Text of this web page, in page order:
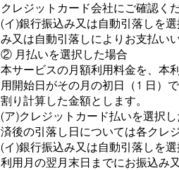
クレジットカード会社にご確認くだ
(イ)銀⾏振込み⼜は⾃動引落しを
み⼜は⾃動引落しによりお⽀払い
② ⽉払いを選択した場合
本サービスの⽉額利⽤料⾦を、本
⽤開始⽇がその⽉の初⽇（1 ⽇）
割り計算した⾦額とします。
(ア)クレジットカード払いを選択
済後の引落し⽇については各クレ
(イ)銀⾏振込み⼜は⾃動引落しを
利⽤⽉の翌⽉末⽇までにお振込み